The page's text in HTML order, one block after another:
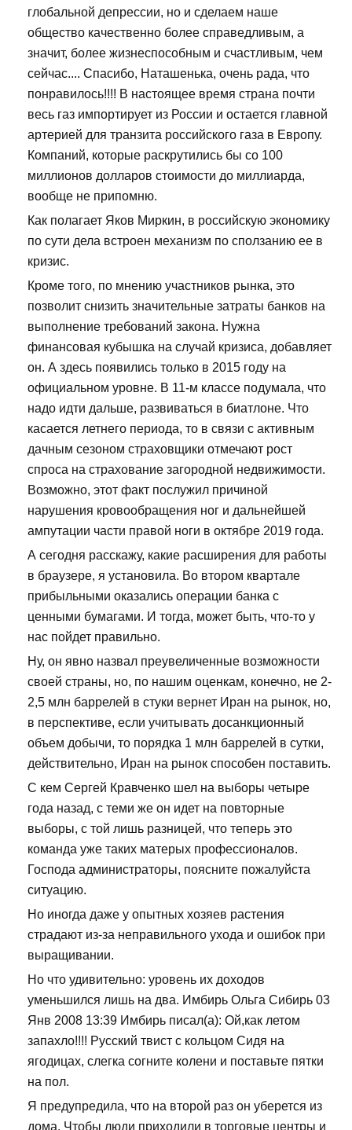
глобальной депрессии, но и сделаем наше
общество качественно более справедливым, а
значит, более жизнеспособным и счастливым, чем
сейчас.... Спасибо, Наташенька, очень рада, что
понравилось!!!! В настоящее время страна почти
весь газ импортирует из России и остается главной
артерией для транзита российского газа в Европу.
Компаний, которые раскрутились бы со 100
миллионов долларов стоимости до миллиарда,
вообще не припомню.
Как полагает Яков Миркин, в российскую экономику
по сути дела встроен механизм по сползанию ее в
кризис.
Кроме того, по мнению участников рынка, это
позволит снизить значительные затраты банков на
выполнение требований закона. Нужна
финансовая кубышка на случай кризиса, добавляет
он. А здесь появились только в 2015 году на
официальном уровне. В 11-м классе подумала, что
надо идти дальше, развиваться в биатлоне. Что
касается летнего периода, то в связи с активным
дачным сезоном страховщики отмечают рост
спроса на страхование загородной недвижимости.
Возможно, этот факт послужил причиной
нарушения кровообращения ног и дальнейшей
ампутации части правой ноги в октябре 2019 года.
А сегодня расскажу, какие расширения для работы
в браузере, я установила. Во втором квартале
прибыльными оказались операции банка с
ценными бумагами. И тогда, может быть, что-то у
нас пойдет правильно.
Ну, он явно назвал преувеличенные возможности
своей страны, но, по нашим оценкам, конечно, не 2-
2,5 млн баррелей в стуки вернет Иран на рынок, но,
в перспективе, если учитывать досанкционный
объем добычи, то порядка 1 млн баррелей в сутки,
действительно, Иран на рынок способен поставить.
С кем Сергей Кравченко шел на выборы четыре
года назад, с теми же он идет на повторные
выборы, с той лишь разницей, что теперь это
команда уже таких матерых профессионалов.
Господа администраторы, поясните пожалуйста
ситуацию.
Но иногда даже у опытных хозяев растения
страдают из-за неправильного ухода и ошибок при
выращивании.
Но что удивительно: уровень их доходов
уменьшился лишь на два. Имбирь Ольга Сибирь 03
Янв 2008 13:39 Имбирь писал(а): Ой,как летом
запахло!!!! Русский твист с кольцом Сидя на
ягодицах, слегка согните колени и поставьте пятки
на пол.
Я предупредила, что на второй раз он уберется из
дома. Чтобы люди приходили в торговые центры и